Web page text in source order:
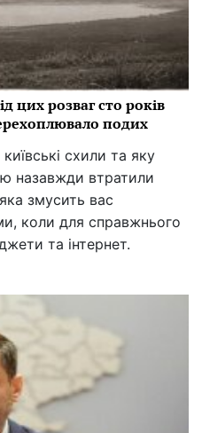
цих розваг сто років
подих
схили та яку
назавжди втратили
яка змусить вас
коли для справжнього
та інтернет.